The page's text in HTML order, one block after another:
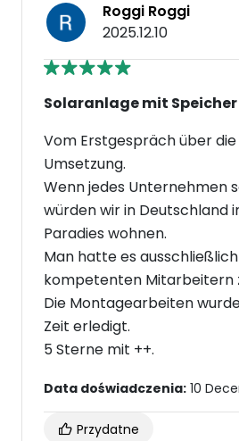
Roggi Roggi
2025.12.10
Solaranlage mit Speicher
Vom Erstgespräch über die
Umsetzung.
Wenn jedes Unternehmen
würden wir in Deutschland
Paradies wohnen.
Man hatte es
kompetenten Mitarbeitern
Die Montagearbeiten
Zeit erledigt.
5 Sterne mit ++.
Data doświadczenia: 10
Przydatne